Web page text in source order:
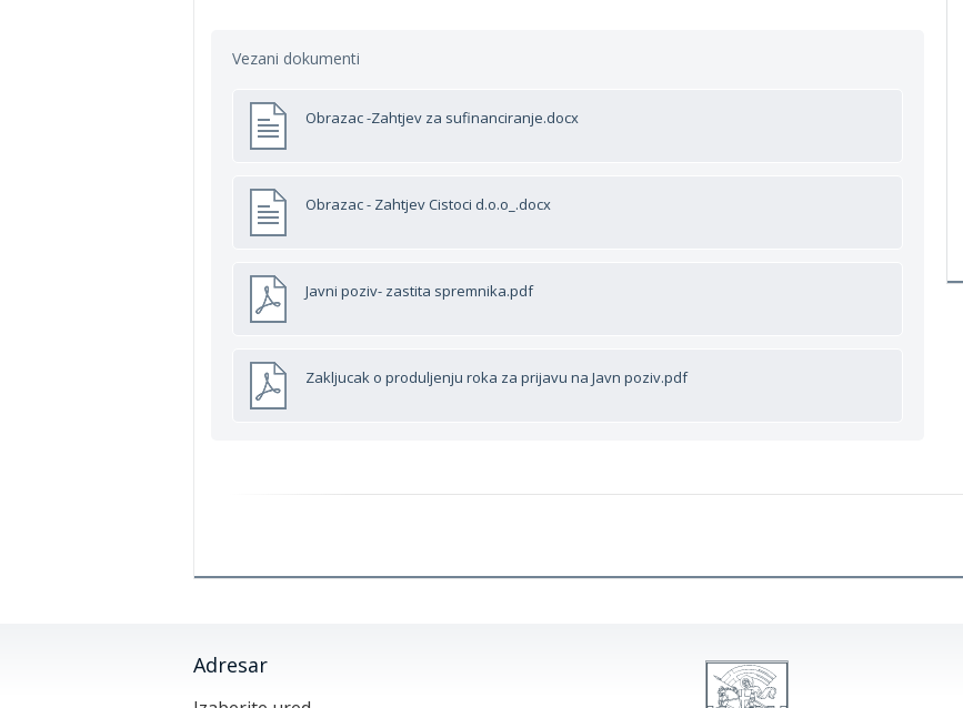
Vezani dokumenti
Obrazac -Zahtjev za sufinanciranje.docx
Obrazac - Zahtjev Cistoci d.o.o_.docx
Javni poziv- zastita spremnika.pdf
Zakljucak o produljenju roka za prijavu na Javn poziv.pdf
Adresar